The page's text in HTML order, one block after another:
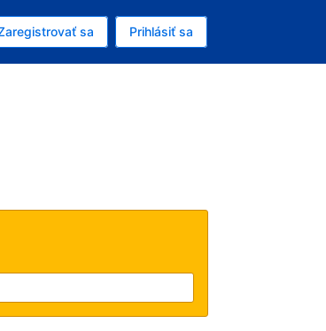
dolár
V slovenčine
sa Prihlásiť sa